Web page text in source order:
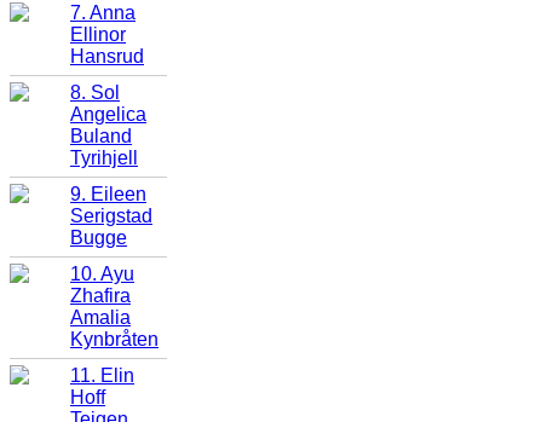
7. Anna
Ellinor
Hansrud
8. Sol
Angelica
Buland
Tyrihjell
9. Eileen
Serigstad
Bugge
10. Ayu
Zhafira
Amalia
Kynbråten
11. Elin
Hoff